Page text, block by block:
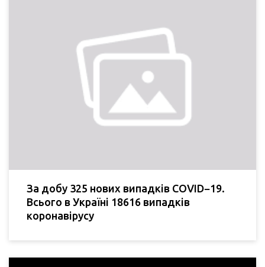
За добу 325 нових випадків COVID−19.
Всього в Україні 18616 випадків
коронавірусу